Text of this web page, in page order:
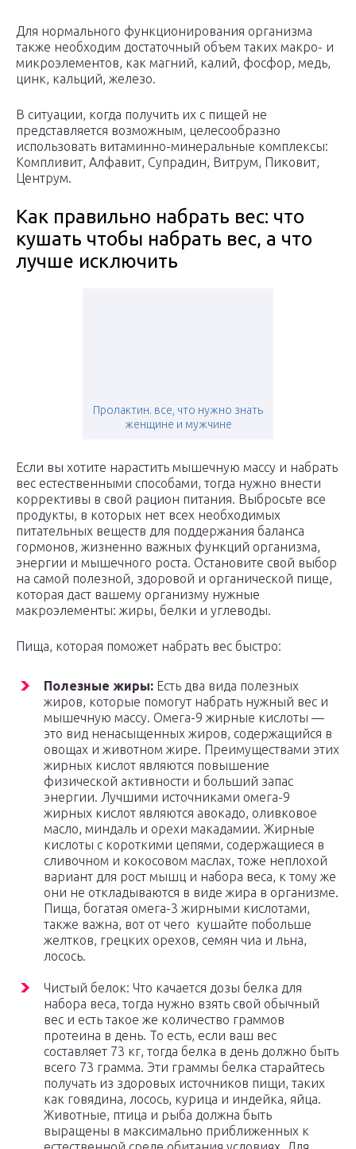
Для нормального функционирования организма
также необходим достаточный объем таких макро- и
микроэлементов, как магний, калий, фосфор, медь,
цинк, кальций, железо.
В ситуации, когда получить их с пищей не
представляется возможным, целесообразно
использовать витаминно-минеральные комплексы:
Компливит, Алфавит, Супрадин, Витрум, Пиковит,
Центрум.
Как правильно набрать вес: что
кушать чтобы набрать вес, а что
лучше исключить
Пролактин. все, что нужно знать
женщине и мужчине
Если вы хотите нарастить мышечную массу и набрать
вес естественными способами, тогда нужно внести
коррективы в свой рацион питания. Выбросьте все
продукты, в которых нет всех необходимых
питательных веществ для поддержания баланса
гормонов, жизненно важных функций организма,
энергии и мышечного роста. Остановите свой выбор
на самой полезной, здоровой и органической пище,
которая даст вашему организму нужные
макроэлементы: жиры, белки и углеводы.
Пища, которая поможет набрать вес быстро:
Полезные жиры: Есть два вида полезных
жиров, которые помогут набрать нужный вес и
мышечную массу. Омега-9 жирные кислоты —
это вид ненасыщенных жиров, содержащийся в
овощах и животном жире. Преимуществами этих
жирных кислот являются повышение
физической активности и больший запас
энергии. Лучшими источниками омега-9
жирных кислот являются авокадо, оливковое
масло, миндаль и орехи макадамии. Жирные
кислоты с короткими цепями, содержащиеся в
сливочном и кокосовом маслах, тоже неплохой
вариант для рост мышц и набора веса, к тому же
они не откладываются в виде жира в организме.
Пища, богатая омега-3 жирными кислотами,
также важна, вот от чего кушайте побольше
желтков, грецких орехов, семян чиа и льна,
лосось.
Чистый белок: Что качается дозы белка для
набора веса, тогда нужно взять свой обычный
вес и есть такое же количество граммов
протеина в день. То есть, если ваш вес
составляет 73 кг, тогда белка в день должно быть
всего 73 грамма. Эти граммы белка старайтесь
получать из здоровых источников пищи, таких
как говядина, лосось, курица и индейка, яйца.
Животные, птица и рыба должна быть
выращены в максимально приближенных к